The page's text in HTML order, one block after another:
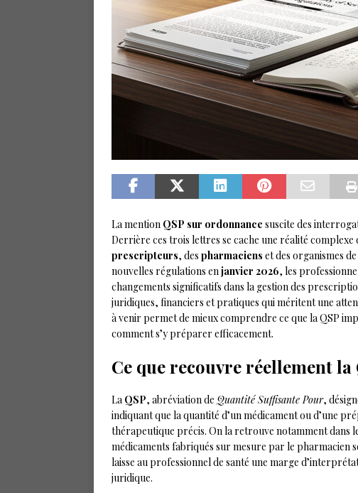
La mention QSP sur ordonnance suscite des
Derrière ces trois lettres se cache une réalité complexe
prescripteurs, des pharmaciens et des organismes
nouvelles régulations enjanvier 2026, les
changements significatifs dans la gestion des
juridiques, financiers et pratiques qui méritent une
à venir permet de mieux comprendre ce que la QSP
comment s’y préparer efficacement.
Ce que recouvre réellement
La QSP, abréviation de Quantité Suffisante Pour,
indiquant que la quantité d’un médicament ou d’une
thérapeutique précis. On la retrouve notamment dans
médicaments fabriqués sur mesure par le pharmacien
laisse au professionnel de santé une marge
juridique.